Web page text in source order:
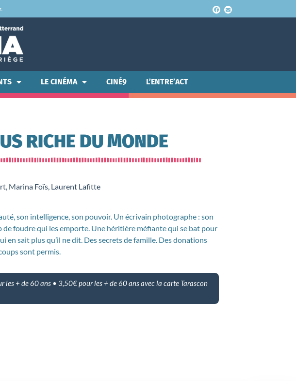
LE CINÉMA CINÉ9 L’ENTRE’ACT
RICHE DU MONDE
Marina Foïs, Laurent Lafitte
son intelligence, son pouvoir. Un écrivain photographe : son
de foudre qui les emporte. Une héritière méfiante qui se bat pour
en sait plus qu’il ne dit. Des secrets de famille. Des donations
sont permis.
+ de 60 ans • 3,50€ pour les + de 60 ans avec la carte Tarascon